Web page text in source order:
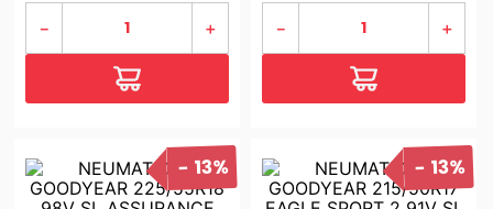
＋
－ ＋
－
13% 13%